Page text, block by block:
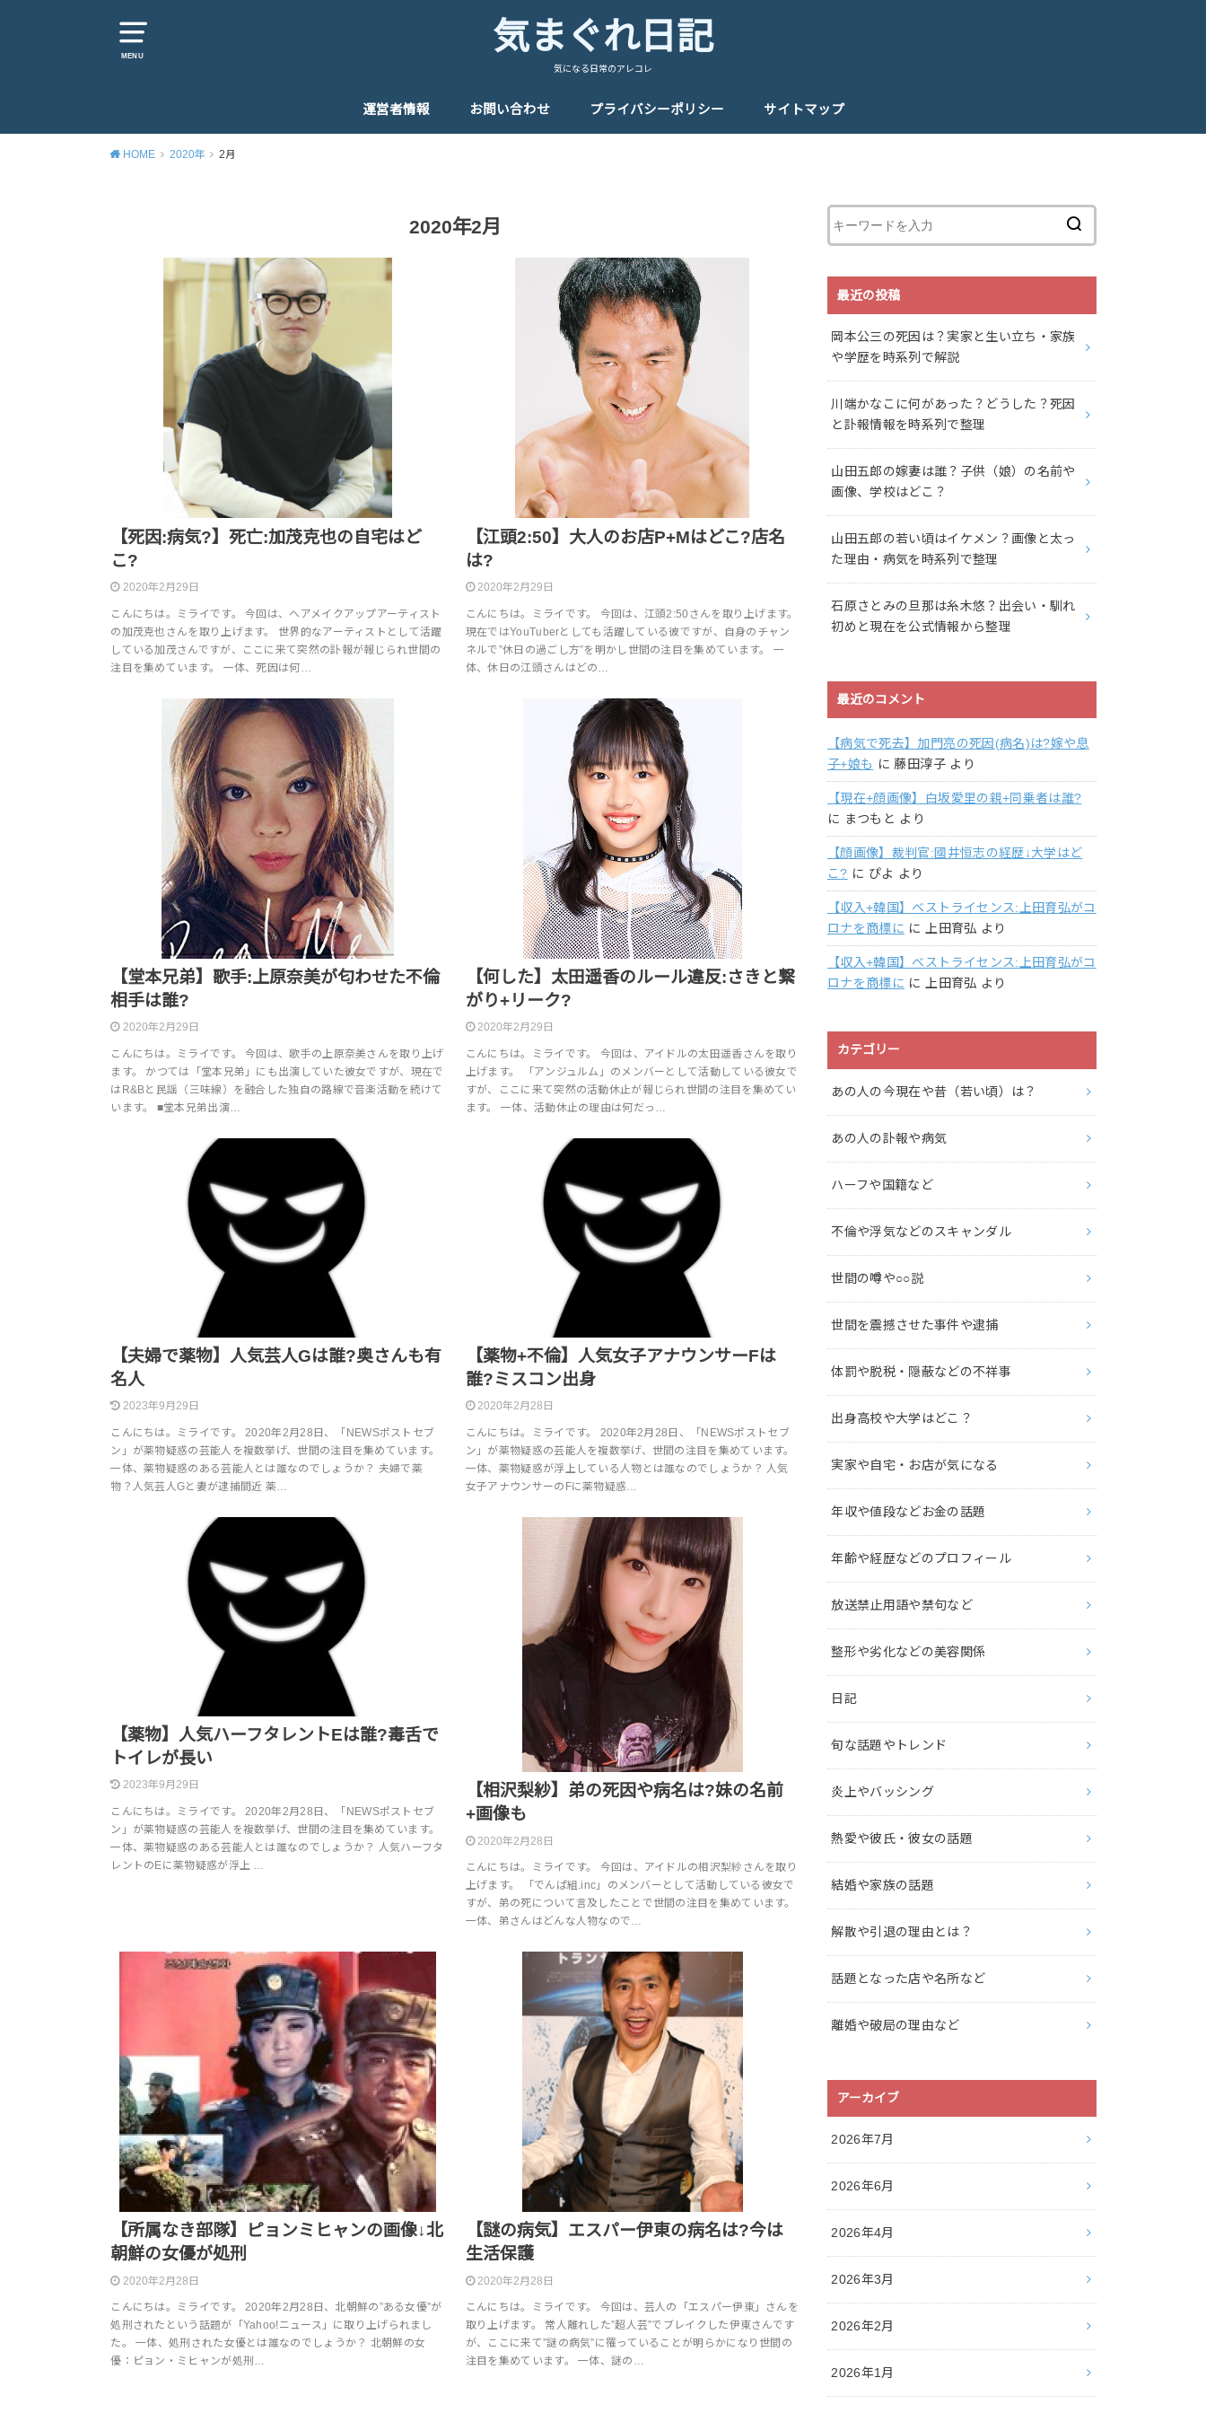
MENU 気まぐれ日記
気になる日常のアレコレ
運営者情報 お問い合わせ プライバシーポリシー サイトマップ
HOME 2020年 2月
2020年2月
【死因:病気?】死亡:加茂克也の自宅はど
こ?
2020年2月29日
こんにちは。ミライです。 今回は、ヘアメイクアップアーティスト
の加茂克也さんを取り上げます。 世界的なアーティストとして活躍
している加茂さんですが、ここに来て突然の訃報が報じられ世間の
注目を集めています。 一体、死因は何…
【江頭2:50】大人のお店P+Mはどこ?店名
は?
2020年2月29日
こんにちは。ミライです。 今回は、江頭2:50さんを取り上げます。
現在ではYouTuberとしても活躍している彼ですが、自身のチャン
ネルで”休日の過ごし方”を明かし世間の注目を集めています。 一
体、休日の江頭さんはどの…
【堂本兄弟】歌手:上原奈美が匂わせた不倫
相手は誰?
2020年2月29日
こんにちは。ミライです。 今回は、歌手の上原奈美さんを取り上げ
ます。 かつては「堂本兄弟」にも出演していた彼女ですが、現在で
はR&Bと民謡（三味線）を融合した独自の路線で音楽活動を続けて
います。 ■堂本兄弟出演…
【何した】太田遥香のルール違反:さきと繋
がり+リーク?
2020年2月29日
こんにちは。ミライです。 今回は、アイドルの太田遥香さんを取り
上げます。 「アンジュルム」のメンバーとして活動している彼女で
すが、ここに来て突然の活動休止が報じられ世間の注目を集めてい
ます。 一体、活動休止の理由は何だっ…
【夫婦で薬物】人気芸人Gは誰?奥さんも有
名人
2023年9月29日
こんにちは。ミライです。 2020年2月28日、「NEWSポストセブ
ン」が薬物疑惑の芸能人を複数挙げ、世間の注目を集めています。
一体、薬物疑惑のある芸能人とは誰なのでしょうか？ 夫婦で薬
物？人気芸人Gと妻が逮捕間近 薬…
【薬物+不倫】人気女子アナウンサーFは
誰?ミスコン出身
2020年2月28日
こんにちは。ミライです。 2020年2月28日、「NEWSポストセブ
ン」が薬物疑惑の芸能人を複数挙げ、世間の注目を集めています。
一体、薬物疑惑が浮上している人物とは誰なのでしょうか？ 人気
女子アナウンサーのFに薬物疑惑…
【薬物】人気ハーフタレントEは誰?毒舌で
トイレが長い
2023年9月29日
こんにちは。ミライです。 2020年2月28日、「NEWSポストセブ
ン」が薬物疑惑の芸能人を複数挙げ、世間の注目を集めています。
一体、薬物疑惑のある芸能人とは誰なのでしょうか？ 人気ハーフタ
レントのEに薬物疑惑が浮上 …
【相沢梨紗】弟の死因や病名は?妹の名前
+画像も
2020年2月28日
こんにちは。ミライです。 今回は、アイドルの相沢梨紗さんを取り
上げます。 「でんぱ組.inc」のメンバーとして活動している彼女で
すが、弟の死について言及したことで世間の注目を集めています。
一体、弟さんはどんな人物なので…
【所属なき部隊】ピョンミヒャンの画像↓北
朝鮮の女優が処刑
2020年2月28日
こんにちは。ミライです。 2020年2月28日、北朝鮮の”ある女優”が
処刑されたという話題が「Yahoo!ニュース」に取り上げられまし
た。 一体、処刑された女優とは誰なのでしょうか？ 北朝鮮の女
優：ピョン・ミヒャンが処刑…
【謎の病気】エスパー伊東の病名は?今は
生活保護
2020年2月28日
こんにちは。ミライです。 今回は、芸人の「エスパー伊東」さんを
取り上げます。 常人離れした”超人芸”でブレイクした伊東さんです
が、ここに来て”謎の病気”に罹っていることが明らかになり世間の
注目を集めています。 一体、謎の…
最近の投稿
岡本公三の死因は？実家と生い立ち・家族
や学歴を時系列で解説
川端かなこに何があった？どうした？死因
と訃報情報を時系列で整理
山田五郎の嫁妻は誰？子供（娘）の名前や
画像、学校はどこ？
山田五郎の若い頃はイケメン？画像と太っ
た理由・病気を時系列で整理
石原さとみの旦那は糸木悠？出会い・馴れ
初めと現在を公式情報から整理
最近のコメント
【病気で死去】加門亮の死因(病名)は?嫁や息
子+娘も に藤田淳子より
【現在+顔画像】白坂愛里の親+同乗者は誰?
に まつもと より
【顔画像】裁判官:國井恒志の経歴↓大学はど
こ? に ぴよ より
【収入+韓国】ベストライセンス:上田育弘がコ
ロナを商標に に上田育弘 より
【収入+韓国】ベストライセンス:上田育弘がコ
ロナを商標に に上田育弘 より
カテゴリー
あの人の今現在や昔（若い頃）は？
あの人の訃報や病気
ハーフや国籍など
不倫や浮気などのスキャンダル
世間の噂や○○説
世間を震撼させた事件や逮捕
体罰や脱税・隠蔽などの不祥事
出身高校や大学はどこ？
実家や自宅・お店が気になる
年収や値段などお金の話題
年齢や経歴などのプロフィール
放送禁止用語や禁句など
整形や劣化などの美容関係
日記
旬な話題やトレンド
炎上やバッシング
熱愛や彼氏・彼女の話題
結婚や家族の話題
解散や引退の理由とは？
話題となった店や名所など
離婚や破局の理由など
アーカイブ
2026年7月
2026年6月
2026年4月
2026年3月
2026年2月
2026年1月